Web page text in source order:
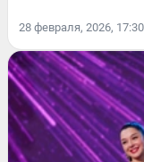
28 февраля, 2026, 17:30